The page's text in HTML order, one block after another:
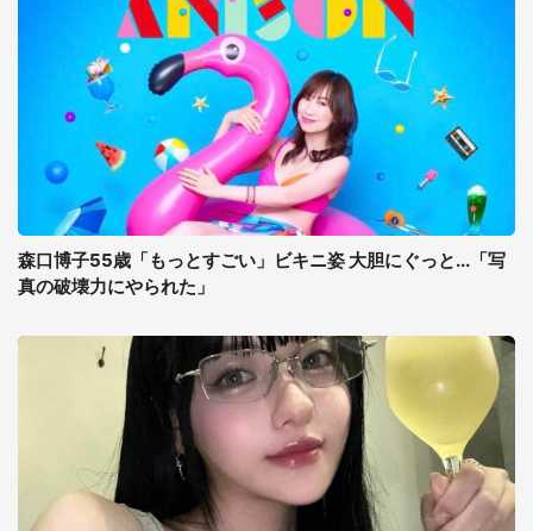
森口博子55歳「もっとすごい」ビキニ姿 大胆にぐっと...「写
真の破壊力にやられた」